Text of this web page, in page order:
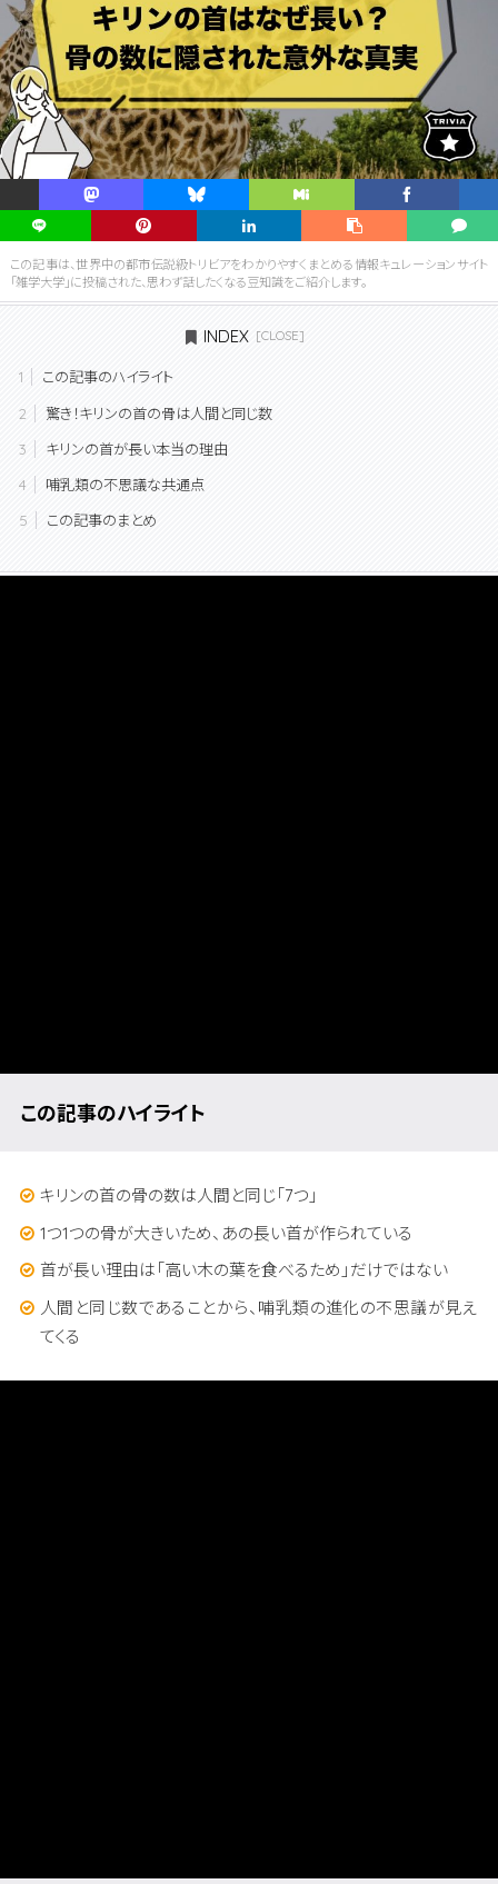
この記事は、世界中の都市伝説級トリビアをわかりやすくまとめる情報キュレーションサイト
「雑学大学」に投稿された、思わず話したくなる豆知識をご紹介します。
INDEX
この記事のハイライト
驚き！キリンの首の骨は人間と同じ数
キリンの首が長い本当の理由
哺乳類の不思議な共通点
この記事のまとめ
この記事のハイライト
キリンの首の骨の数は人間と同じ「7つ」
1つ1つの骨が大きいため、あの長い首が作られている
首が長い理由は「高い木の葉を食べるため」だけではない
人間と同じ数であることから、哺乳類の進化の不思議が見え
てくる